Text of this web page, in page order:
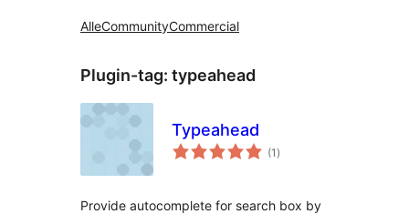
AlleCommunityCommercial
Plugin-tag: typeahead
Typeahead
(1 totale
bedømmelser
)
Provide autocomplete for search box by